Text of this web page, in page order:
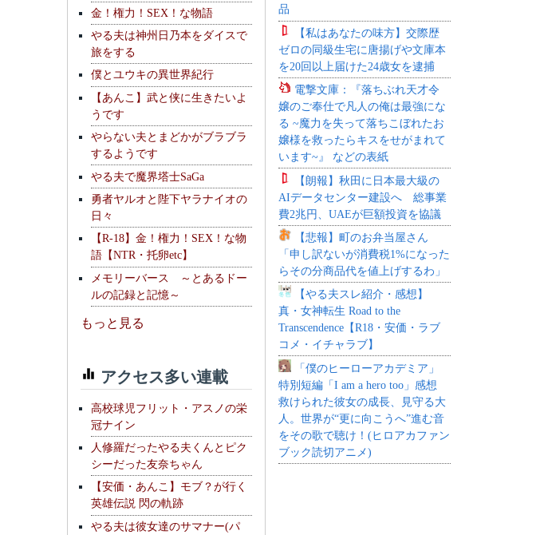
金！権力！SEX！な物語
やる夫は神州日乃本をダイスで
旅をする
僕とユウキの異世界紀行
【あんこ】武と侠に生きたいよ
うです
やらない夫とまどかがブラブラ
するようです
やる夫で魔界塔士SaGa
勇者ヤルオと陛下ヤラナイオの
日々
【R-18】金！権力！SEX！な物
語【NTR・托卵etc】
メモリーバース ～とあるドー
ルの記録と記憶～
もっと見る
アクセス多い連載
高校球児フリット・アスノの栄
冠ナイン
人修羅だったやる夫くんとピク
シーだった友奈ちゃん
【安価・あんこ】モブ？が行く
英雄伝説 閃の軌跡
やる夫は彼女達のサマナー(パ
品
【私はあなたの味方】交際歴
ゼロの同級生宅に唐揚げや文庫本
を20回以上届けた24歳女を逮捕
電撃文庫：『落ちぶれ天才令
嬢のご奉仕で凡人の俺は最強にな
る ~魔力を失って落ちこぼれたお
嬢様を救ったらキスをせがまれて
います~』 などの表紙
【朗報】秋田に日本最大級の
AIデータセンター建設へ 総事業
費2兆円、UAEが巨額投資を協議
【悲報】町のお弁当屋さん
「申し訳ないが消費税1%になった
らその分商品代を値上げするわ」
【やる夫スレ紹介・感想】
真・女神転生 Road to the
Transcendence【R18・安価・ラブ
コメ・イチャラブ】
「僕のヒーローアカデミア」
特別短編「I am a hero too」感想
救けられた彼女の成長、見守る大
人。世界が“更に向こうへ”進む音
をその歌で聴け！(ヒロアカファン
ブック読切アニメ)